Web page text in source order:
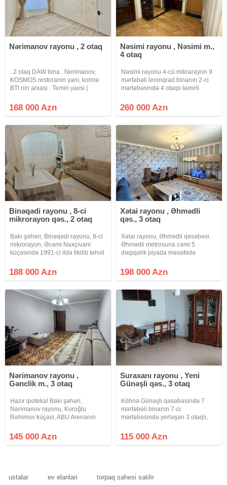
Nərimanov rayonu , 2 otaq
. 2 otaq DAW bina . Nerimanov,
KOSMOS restoranin yani, kohne
BTI nin arxasi . Temiri yaxsi (
1/5 ci mertebesi . Qiymet 168000
azn
168 000 Azn
Nəsimi rayonu , Nəsimi m.,
4 otaq
Nəsimi rayonu 4-cü mikrarayon 9
mərtəbəli leninqrad binanın 2-ci
mərtəbəsində 4 otaqlı təmirli
əla yerdədir metrolara yaxın
dayanacaglara yaxın.
260 000 Azn
Binəqədi rayonu , 8-ci
mikrorayon qəs., 2 otaq
Bakı şəhəri, Binəqədi rayonu, 8-ci
mikrorayon, Əcəmi Naxçıvani
küçəsində 1991-ci ildə tikilib təhvil
bloklu 12 mərtəbəli binanin 8-ci
mərtəbəsində yenicə təmir
188 000 Azn
Xətai rayonu , Əhmədli
qəs., 3 otaq
Xətai rayonu, Əhmədli qəsəbəsi.
Əhmədli metrosuna cəmi 5
dəqiqəlik piyada məsafədə
daş binanın 9 mərtəbəsinin 7-ci
mərtəbəsində Mənzil əlverişli
məktəb,
198 000 Azn
Nərimanov rayonu ,
Gənclik m., 3 otaq
Hazır ipoteka! Bakı şəhəri,
Nərimanov rayonu, Koroğlu
Rəhimov küçəsi, ABU Arenanın
Leninqrad layihəli binanın 4-cü
mərtəbəsində sahəsi 90 kv.m olan
145 000 Azn
Suraxanı rayonu , Yeni
Günəşli qəs., 3 otaq
Köhnə Günəşli qəsəbəsində 7
mərtəbəli binanın 7-ci
mərtəbəsində yerləşən 3 otaqlı,
Mənzil təmirlidir və çıxarışı
(kupçası) var. Təmir 2013-cü ildə
115 000 Azn
ustalar ev elanlari torpaq sahesi satilir